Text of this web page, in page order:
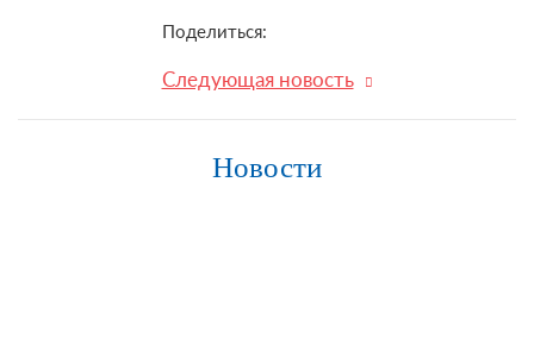
Поделиться:
Следующая новость
Новости